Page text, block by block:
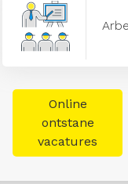
Online
ontstane
vacatures